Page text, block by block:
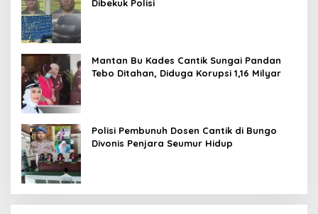
Dibekuk Polisi
Mantan Bu Kades Cantik Sungai Pandan
Tebo Ditahan, Diduga Korupsi 1,16 Milyar
Polisi Pembunuh Dosen Cantik di Bungo
Divonis Penjara Seumur Hidup